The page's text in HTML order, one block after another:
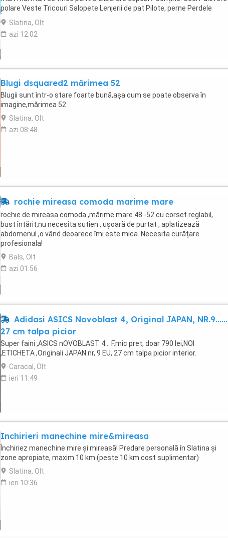
polare Veste Tricouri Salopete Lenjerii de pat Pilote, perne Perdele
Încălțăminte: ...
Slatina, Olt
azi 12:02
Blugi dsquared2 mărimea 52
Blugii sunt într-o stare foarte bună,așa cum se poate observa în
imagine,mărimea 52
Slatina, Olt
azi 08:48
rochie mireasa comoda marime mare
rochie de mireasa comoda ,mărime mare 48 -52 cu corset reglabil,
bust întărit,nu necesita sutien , ușoară de purtat , aplatizează
abdomenul ,o vând deoarece îmi este mica .Necesita curățare
profesionala!
Bals, Olt
azi 01:56
Adidasi ASICS Novoblast 4, Original JAPAN, NR.9......
27 cm talpa picior
Super faini ,ASICS nOVOBLAST 4... F.mic pret, doar 790 lei,NOI
,ETICHETA ,Originali JAPAN.nr, 9 EU, 27 cm talpa picior interior.
Caracal, Olt
ieri 11:49
Inchirieri manechine mire&mireasa
Închiriez manechine mire și mireasă! Predare personală în Slatina și
zone apropiate, maxim 10 km (peste 10 km cost suplimentar)
Slatina, Olt
ieri 10:36